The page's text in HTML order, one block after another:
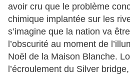
avoir cru que le problème
chimique implantée sur les
s’imagine que la nation va
l’obscurité au moment de
Noël de la Maison Blanche.
l’écroulement du Silver